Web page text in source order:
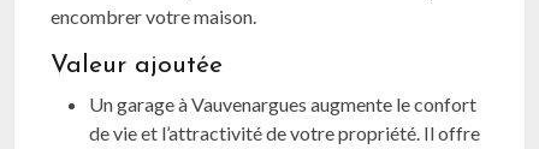
encombrer votre maison.
Valeur ajoutée
Un garage à Vauvenargues augmente le confort
de vie et l’attractivité de votre propriété. Il offre